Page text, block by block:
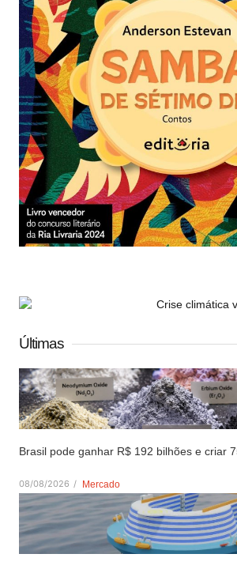
Últimas
Brasil pode ganhar R$ 192 bilhões e criar
08/08/2026 / Mercado